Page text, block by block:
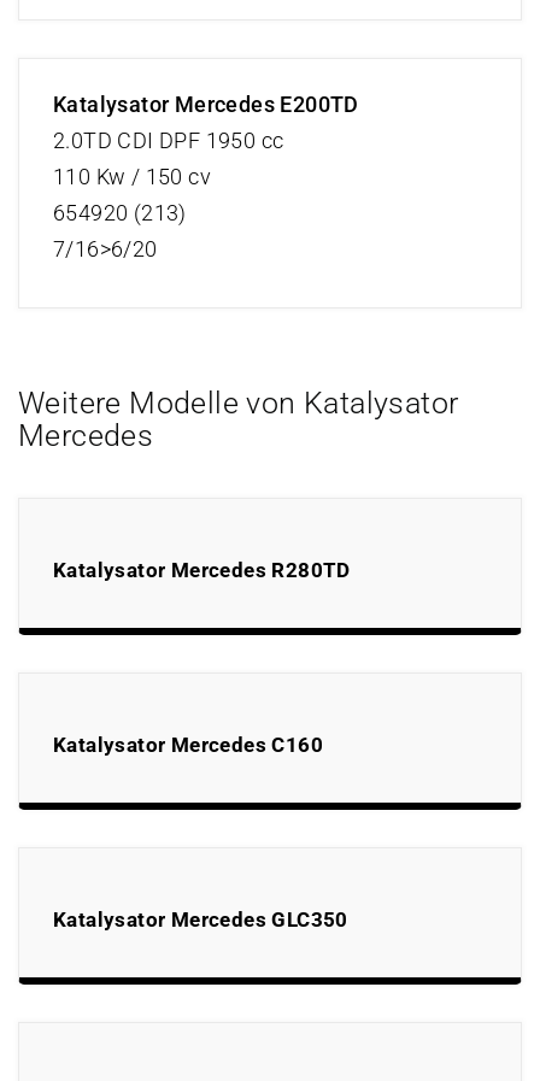
Katalysator Mercedes E200TD
2.0TD CDI DPF 1950 cc
110 Kw / 150 cv
654920 (213)
7/16>6/20
Weitere Modelle von Katalysator
Mercedes
Katalysator Mercedes R280TD
Katalysator Mercedes C160
Katalysator Mercedes GLC350